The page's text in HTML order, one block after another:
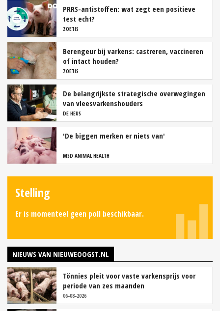
PRRS-antistoffen: wat zegt een positieve
test echt?
ZOETIS
Berengeur bij varkens: castreren, vaccineren
of intact houden?
ZOETIS
De belangrijkste strategische overwegingen
van vleesvarkenshouders
DE HEUS
'De biggen merken er niets van'
MSD ANIMAL HEALTH
Stelling
Er is momenteel geen poll beschikbaar.
NIEUWS VAN NIEUWEOOGST.NL
Tönnies pleit voor vaste varkensprijs voor
periode van zes maanden
06-08-2026